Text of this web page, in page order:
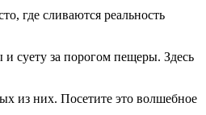
где сливаются реальность
суету за порогом пещеры. Здесь
из них. Посетите это волшебное